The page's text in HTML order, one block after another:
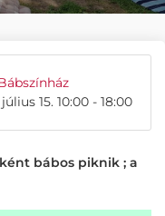
15. 10:00 - 18:00
bábos piknik ; a